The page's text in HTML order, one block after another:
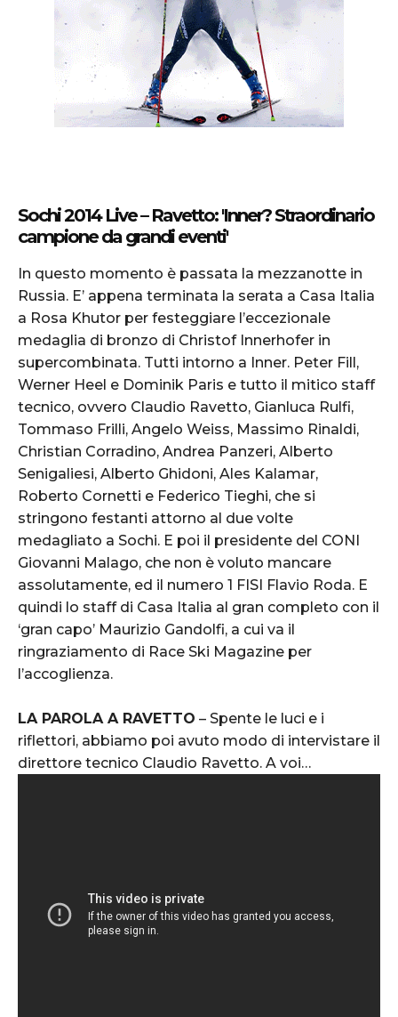
Sochi 2014 Live – Ravetto: 'Inner? Straordinario
campione da grandi eventi'
In questo momento è passata la mezzanotte in
Russia. E’ appena terminata la serata a Casa Italia
a Rosa Khutor per festeggiare l’eccezionale
medaglia di bronzo di Christof Innerhofer in
supercombinata. Tutti intorno a Inner. Peter Fill,
Werner Heel e Dominik Paris e tutto il mitico staff
tecnico, ovvero Claudio Ravetto, Gianluca Rulfi,
Tommaso Frilli, Angelo Weiss, Massimo Rinaldi,
Christian Corradino, Andrea Panzeri, Alberto
Senigaliesi, Alberto Ghidoni, Ales Kalamar,
Roberto Cornetti e Federico Tieghi, che si
stringono festanti attorno al due volte
medagliato a Sochi. E poi il presidente del CONI
Giovanni Malago, che non è voluto mancare
assolutamente, ed il numero 1 FISI Flavio Roda. E
quindi lo staff di Casa Italia al gran completo con il
‘gran capo’ Maurizio Gandolfi, a cui va il
ringraziamento di Race Ski Magazine per
l’accoglienza.
LA PAROLA A RAVETTO – Spente le luci e i
riflettori, abbiamo poi avuto modo di intervistare il
direttore tecnico Claudio Ravetto. A voi…